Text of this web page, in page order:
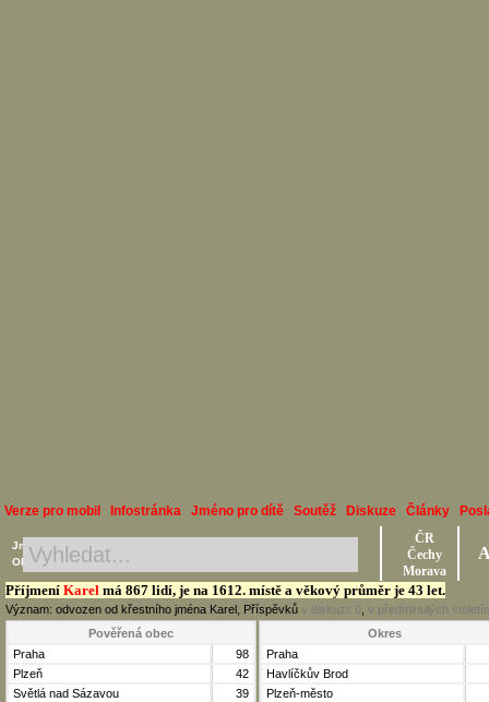
Verze pro mobil Infostránka Jméno pro dítě Soutěž Diskuze Články
Příjmení Karel má 867 lidí, je na 1612. místě a věkový průměr je 43 let.
Význam: odvozen od křestního jména Karel, Příspěvků v diskuzi: 0 v předminulých
Jméno, Příjmení, Obec
Okres, Kraj, Ročník
ČR
Čechy
Morava
Pověřená obec
Praha
98
Plzeň
42
Světlá nad Sázavou
39
Okres
Praha
Havlíčkův Brod
Plzeň-město